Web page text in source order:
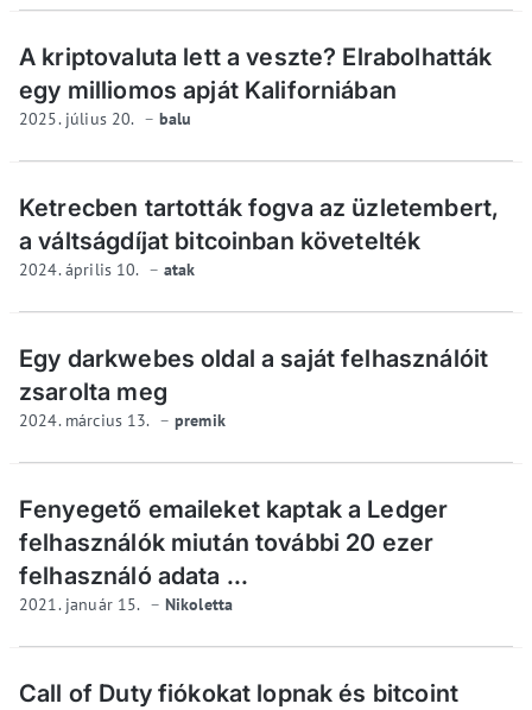
A kriptovaluta lett a veszte? Elrabolhatták
egy milliomos apját Kaliforniában
2025. július 20. balu
Ketrecben tartották fogva az üzletembert,
a váltságdíjat bitcoinban követelték
2024. április 10. atak
Egy darkwebes oldal a saját felhasználóit
zsarolta meg
2024. március 13. premik
Fenyegető emaileket kaptak a Ledger
felhasználók miután további 20 ezer
felhasználó adata ...
2021. január 15. Nikoletta
Call of Duty fiókokat lopnak és bitcoint